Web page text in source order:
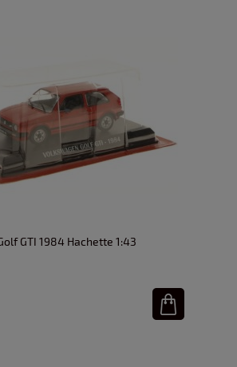
GTI 1984 Hachette 1:43